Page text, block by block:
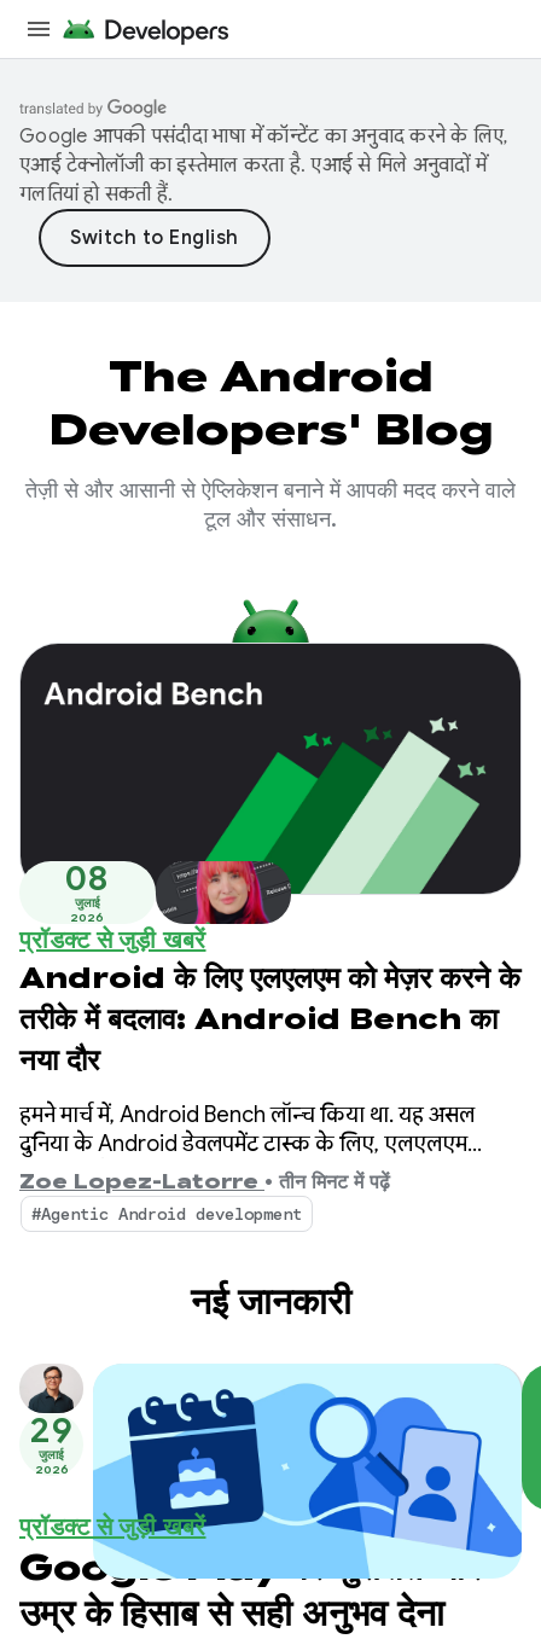
Google आपकी पसंदीदा भाषा में कॉन्टेंट का अनुवाद करने के लिए,
एआई टेक्नोलॉजी का इस्तेमाल करता है. एआई से मिले अनुवादों में
गलतियां हो सकती हैं.
The Android
Developers' Blog
तेज़ी से और आसानी से ऐप्लिकेशन बनाने में आपकी मदद करने वाले
टूल और संसाधन.
08
जुलाई
2026
प्रॉडक्ट से जुड़ी खबरें
Android के लिए एलएलएम को मेज़र करने के
तरीके में बदलाव: Android Bench का
नया दौर
हमने मार्च में, Android Bench लॉन्च किया था. यह असल
दुनिया के Android डेवलपमेंट टास्क के लिए, एलएलएम
लीडरबोर्ड है. इसके बाद से, हमने आपके सुझाव, शिकायत या राय
के आधार पर बेंचमार्क को बेहतर बनाया है. इसमें ओपन-वेट
मॉडल का आकलन करना और लीडरबोर्ड में लागत और परफ़ॉर्मेंस
Zoe Lopez-Latorre • तीन मिनट में पढ़ें
#Agentic Android development
नई जानकारी
29
जुलाई
2026
प्रॉडक्ट से जुड़ी खबरें
Google Play पर सुरक्षित और
उम्र के हिसाब से सही अनुभव देना